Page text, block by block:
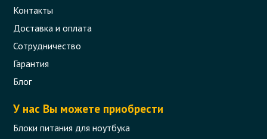
Контакты
Доставка и оплата
Сотрудничество
Гарантия
Блог
У нас Вы можете приобрести
Блоки питания для ноутбука